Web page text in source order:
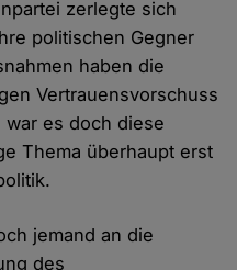
zerlegte sich
politischen Gegner
haben die
Vertrauensvorschuss
es doch diese
Thema überhaupt erst
jemand an die
des